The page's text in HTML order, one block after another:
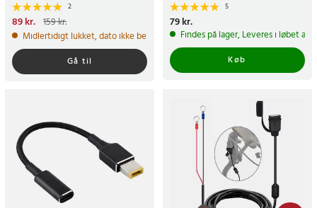
2
Nuværende pris
pris:159 kr.
89 kr. 159 kr.
Midlertidigt lukket, dato ikke bekræftet
Gå til
5
Pris:79 kr.
79 kr.
Findes på lager, Leveres i løbet af
Køb